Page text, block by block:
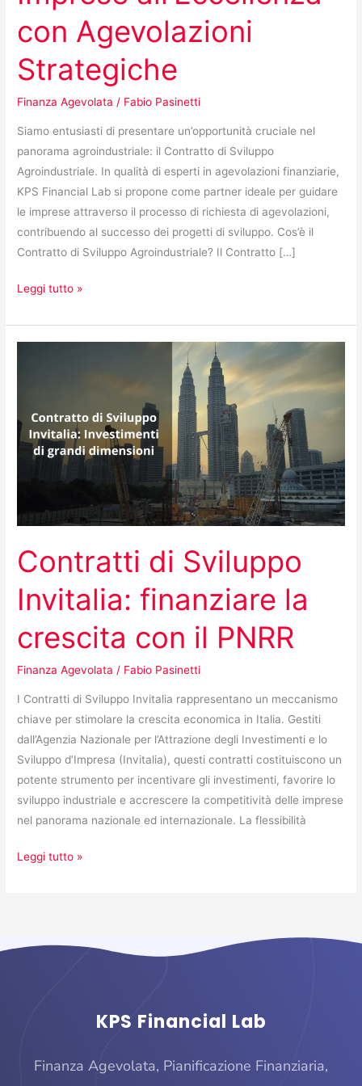
con Agevolazioni
Strategiche
Finanza Agevolata / Fabio Pasinetti
Siamo entusiasti di presentare un’opportunità cruciale nel
panorama agroindustriale: il Contratto di Sviluppo
Agroindustriale. In qualità di esperti in agevolazioni finanziarie,
KPS Financial Lab si propone come partner ideale per guidare
le imprese attraverso il processo di richiesta di agevolazioni,
contribuendo al successo dei progetti di sviluppo. Cos’è il
Contratto di Sviluppo Agroindustriale? Il Contratto […]
Leggi tutto »
Contratti di Sviluppo
Invitalia: finanziare la
crescita con il PNRR
Finanza Agevolata / Fabio Pasinetti
I Contratti di Sviluppo Invitalia rappresentano un meccanismo
chiave per stimolare la crescita economica in Italia. Gestiti
dall’Agenzia Nazionale per l’Attrazione degli Investimenti e lo
Sviluppo d’Impresa (Invitalia), questi contratti costituiscono un
potente strumento per incentivare gli investimenti, favorire lo
sviluppo industriale e accrescere la competitività delle imprese
nel panorama nazionale ed internazionale. La flessibilità
Invitalia:
finanziare
la
Leggi tutto »
KPS Financial Lab
Finanza Agevolata, Pianificazione Finanziaria,